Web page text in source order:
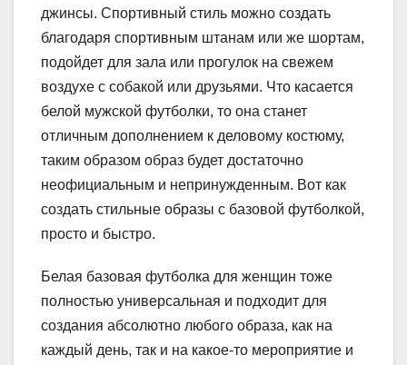
джинсы. Спортивный стиль можно создать
благодаря спортивным штанам или же шортам,
подойдет для зала или прогулок на свежем
воздухе с собакой или друзьями. Что касается
белой мужской футболки, то она станет
отличным дополнением к деловому костюму,
таким образом образ будет достаточно
неофициальным и непринужденным. Вот как
создать стильные образы с базовой футболкой,
просто и быстро.
Белая базовая футболка для женщин тоже
полностью универсальная и подходит для
создания абсолютно любого образа, как на
каждый день, так и на какое-то мероприятие и